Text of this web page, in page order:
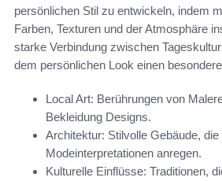
persönlichen Stil zu entwickeln, indem
Farben, Texturen und der Atmosphäre
starke Verbindung zwischen
dem persönlichen Look einen
Local Art: Berührungen von
Bekleidung Designs.
Architektur: Stilvolle Gebäude,
Modeinterpretationen anregen.
Kulturelle Einflüsse: Traditionen,